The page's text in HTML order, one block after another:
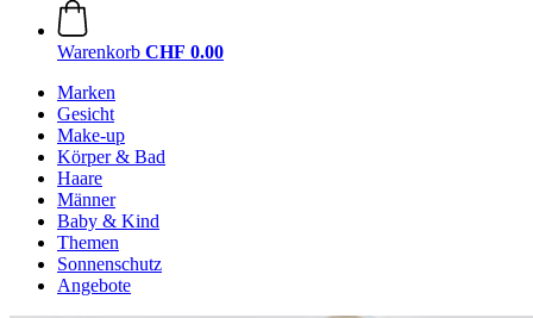
Warenkorb CHF 0.00
Marken
Gesicht
Make-up
Körper & Bad
Haare
Männer
Baby & Kind
Themen
Sonnenschutz
Angebote